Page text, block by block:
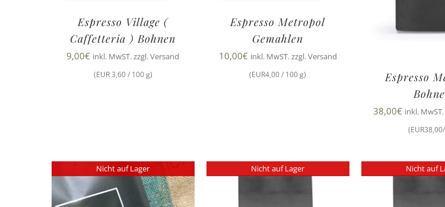
Espresso Village (
Caffetteria ) Bohnen
9,00€ inkl. MwST. zzgl. Versand
(EUR 3,60 / 100 g)
Espresso Metropol
Gemahlen
10,00€ inkl. MwST. zzgl. Versand
(EUR4,00 / 100 g)
Espresso
38,00€ inkl.
Nicht auf Lager Nicht auf Lager Nicht auf